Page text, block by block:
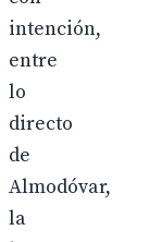
intención,
entre
lo
directo
de
Almodóvar,
la